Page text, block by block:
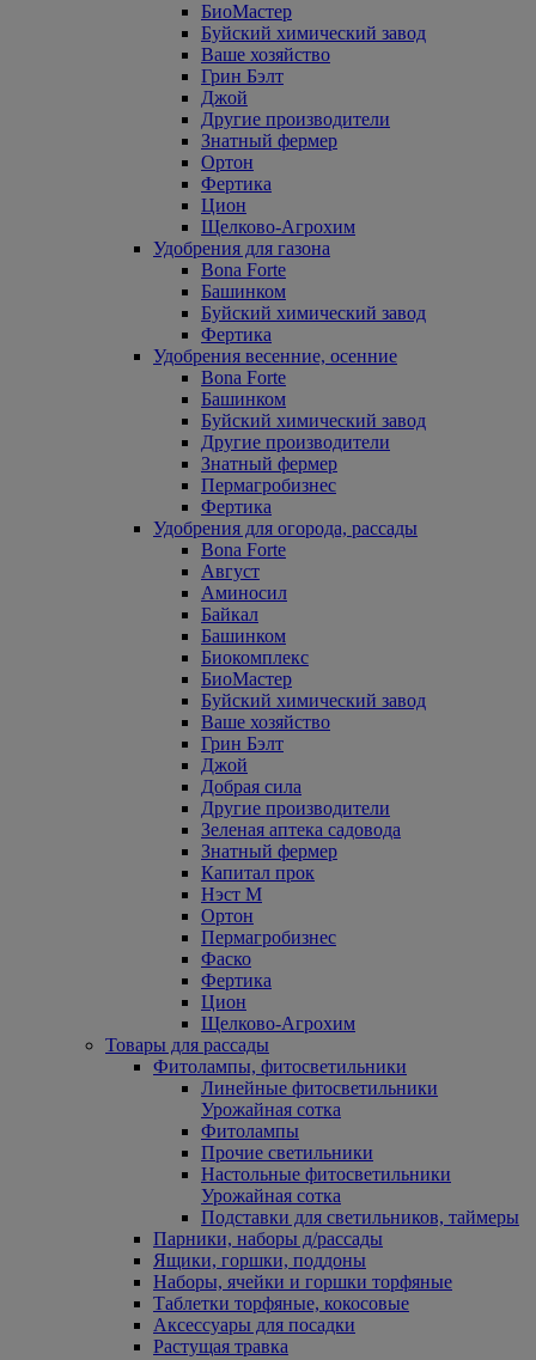
БиоМастер
Буйский химический завод
Ваше хозяйство
Грин Бэлт
Джой
Другие производители
Знатный фермер
Ортон
Фертика
Цион
Щелково-Агрохим
Удобрения для газона
Bona Forte
Башинком
Буйский химический завод
Фертика
Удобрения весенние, осенние
Bona Forte
Башинком
Буйский химический завод
Другие производители
Знатный фермер
Пермагробизнес
Фертика
Удобрения для огорода, рассады
Bona Forte
Август
Аминосил
Байкал
Башинком
Биокомплекс
БиоМастер
Буйский химический завод
Ваше хозяйство
Грин Бэлт
Джой
Добрая сила
Другие производители
Зеленая аптека садовода
Знатный фермер
Капитал прок
Нэст М
Ортон
Пермагробизнес
Фаско
Фертика
Цион
Щелково-Агрохим
Товары для рассады
Фитолампы, фитосветильники
Линейные фитосветильники
Урожайная сотка
Фитолампы
Прочие светильники
Настольные фитосветильники
Урожайная сотка
Подставки для светильников, таймеры
Парники, наборы д/рассады
Ящики, горшки, поддоны
Наборы, ячейки и горшки торфяные
Таблетки торфяные, кокосовые
Аксессуары для посадки
Растущая травка